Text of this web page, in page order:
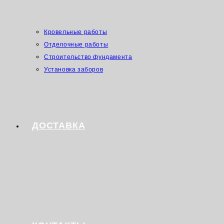
Кровельные работы
Отделочные работы
Строительство фундамента
Установка заборов
ДОСТАВКА